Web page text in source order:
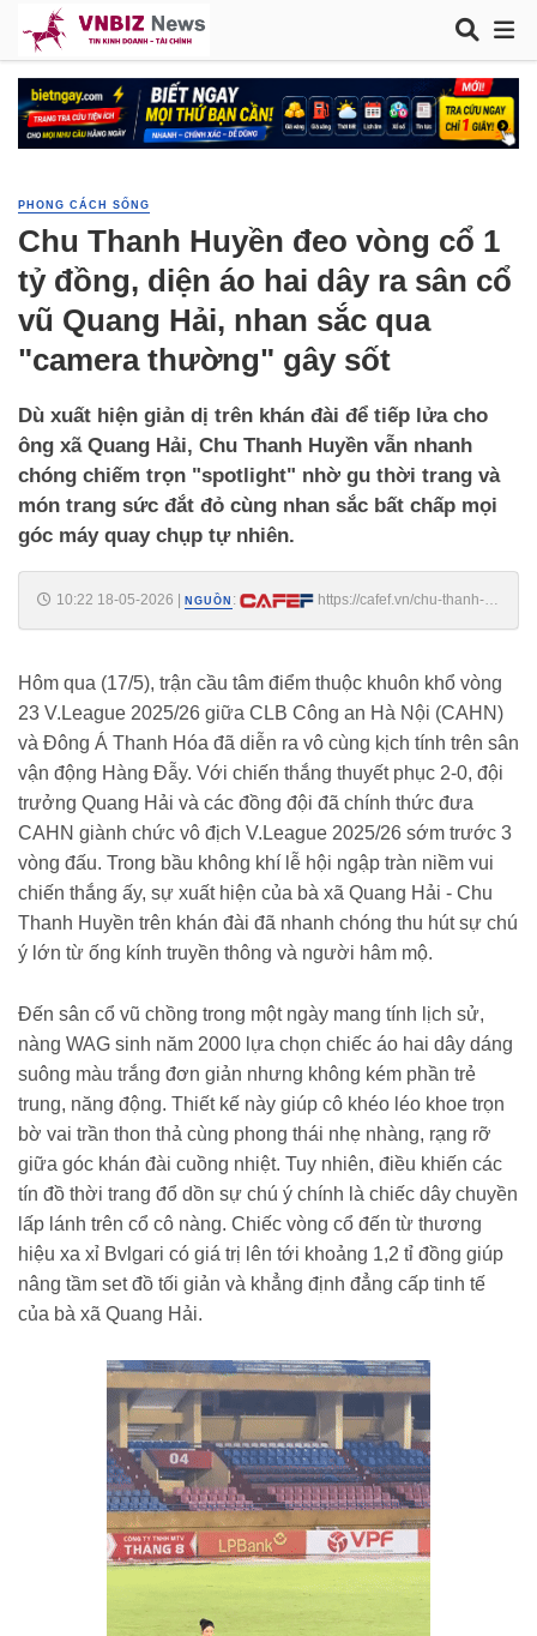
PHONG CÁCH SỐNG
Chu Thanh Huyền đeo vòng cổ 1
tỷ đồng, diện áo hai dây ra sân cổ
vũ Quang Hải, nhan sắc qua
"camera thường" gây sốt
Dù xuất hiện giản dị trên khán đài để tiếp lửa cho
ông xã Quang Hải, Chu Thanh Huyền vẫn nhanh
chóng chiếm trọn "spotlight" nhờ gu thời trang và
món trang sức đắt đỏ cùng nhan sắc bất chấp mọi
góc máy quay chụp tự nhiên.
10:22 18-05-2026 NGUỒN :
https://cafef.vn/chu-thanh-
Hôm qua (17/5), trận cầu tâm điểm thuộc khuôn khổ vòng
23 V.League 2025/26 giữa CLB Công an Hà Nội (CAHN)
và Đông Á Thanh Hóa đã diễn ra vô cùng kịch tính trên sân
vận động Hàng Đẫy. Với chiến thắng thuyết phục 2-0, đội
trưởng Quang Hải và các đồng đội đã chính thức đưa
CAHN giành chức vô địch V.League 2025/26 sớm trước 3
vòng đấu. Trong bầu không khí lễ hội ngập tràn niềm vui
chiến thắng ấy, sự xuất hiện của bà xã Quang Hải - Chu
Thanh Huyền trên khán đài đã nhanh chóng thu hút sự chú
ý lớn từ ống kính truyền thông và người hâm mộ.
Đến sân cổ vũ chồng trong một ngày mang tính lịch sử,
nàng WAG sinh năm 2000 lựa chọn chiếc áo hai dây dáng
suông màu trắng đơn giản nhưng không kém phần trẻ
trung, năng động. Thiết kế này giúp cô khéo léo khoe trọn
bờ vai trần thon thả cùng phong thái nhẹ nhàng, rạng rỡ
giữa góc khán đài cuồng nhiệt. Tuy nhiên, điều khiến các
tín đồ thời trang đổ dồn sự chú ý chính là chiếc dây chuyền
lấp lánh trên cổ cô nàng. Chiếc vòng cổ đến từ thương
hiệu xa xỉ Bvlgari có giá trị lên tới khoảng 1,2 tỉ đồng giúp
nâng tầm set đồ tối giản và khẳng định đẳng cấp tinh tế
của bà xã Quang Hải.